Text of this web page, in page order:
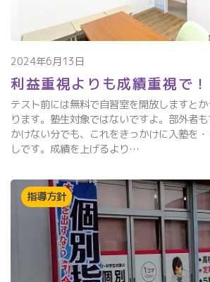
2024年6月13日
利益重視よりも成績重視で！
テスト前には無料で自習室を開放しますと
ります。塾生対象ではないですよ。部外者
かけない分でも、これをきっかけに入塾を
しです。成績を上げるより…
指導方針